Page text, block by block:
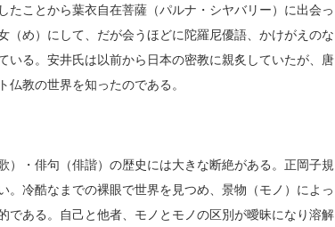
たことから葉衣自在菩薩（パルナ・シヤバリー）に出会っ
め）にして、だが会うほどに陀羅尼優語、かけがえのな
る。安井氏は以前から日本の密教に親炙していたが、唐
教の世界を知ったのである。
・俳句（俳諧）の歴史には大きな断絶がある。正岡子規
冷酷なまでの裸眼で世界を見つめ、景物（モノ）によっ
ある。自己と他者、モノとモノの区別が曖昧になり溶解